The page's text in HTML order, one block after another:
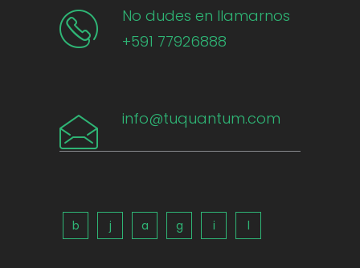
No dudes en llamarnos
+591 77926888
info@tuquantum.com